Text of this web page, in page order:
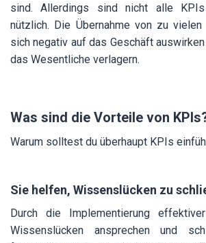
sind. Allerdings sind nicht alle KPIs
nützlich. Die Übernahme von zu
sich negativ auf das Geschäft
das Wesentliche verlagern.
Was sind die Vorteile von
Warum solltest du überhaupt KPIs
Sie helfen, Wissenslücken zu
Durch die Implementierung
Wissenslücken ansprechen und